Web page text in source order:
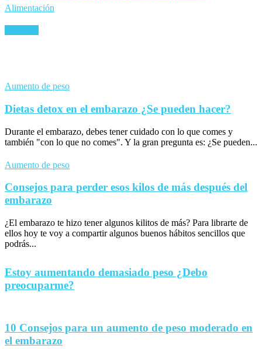
Alimentación
Aumento de peso
Dietas detox en el embarazo ¿Se pueden hacer?
Durante el embarazo, debes tener cuidado con lo que comes y
también "con lo que no comes". Y la gran pregunta es: ¿Se pueden...
Aumento de peso
Consejos para perder esos kilos de más después del
embarazo
¿El embarazo te hizo tener algunos kilitos de más? Para librarte de
ellos hoy te voy a compartir algunos buenos hábitos sencillos que
podrás...
Estoy aumentando demasiado peso ¿Debo
preocuparme?
10 Consejos para un aumento de peso moderado en
el embarazo